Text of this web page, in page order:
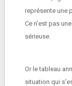
représente une
Ce n'est pas
sérieuse.
Or le tableau
situation qui